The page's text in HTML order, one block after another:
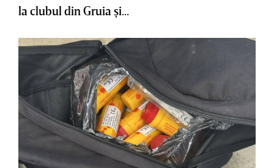
la clubul din Gruia şi...